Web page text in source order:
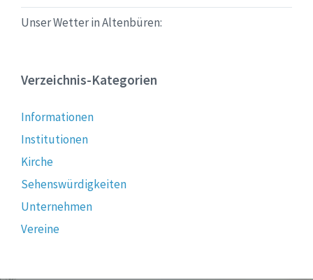
Unser Wetter in Altenbüren:
Verzeichnis-Kategorien
Informationen
Institutionen
Kirche
Sehenswürdigkeiten
Unternehmen
Vereine